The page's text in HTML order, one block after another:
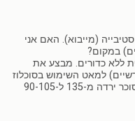
(מייבוא). האם אני
במקום?
ללא כדורים. מבצע את
למאט השימוש בסוכלוז
מ-135 ל-90-105